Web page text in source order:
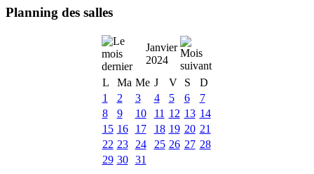
Planning des salles
Janvier
2024
L
Ma Me J V S
D
1
2 3 4 5 6
7
8
9 10 11 12 13 14
15 16 17 18 19 20 21
22 23 24 25 26 27 28
29 30 31